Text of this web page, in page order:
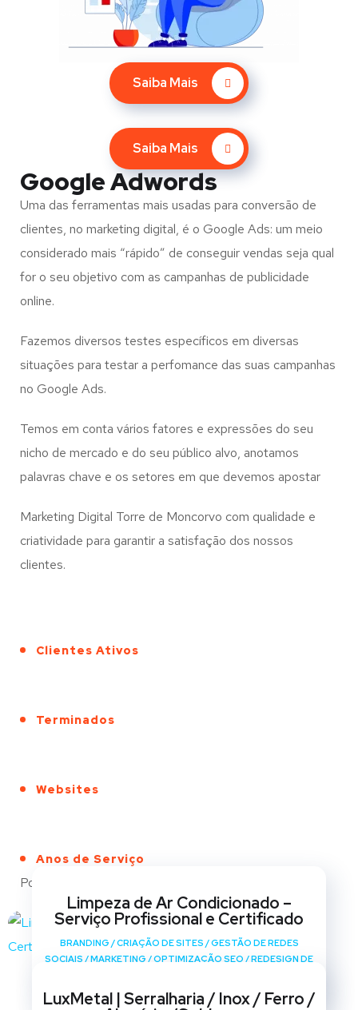
Saiba Mais
Saiba Mais
Google Adwords
Uma das ferramentas mais usadas para conversão de
clientes, no marketing digital, é o Google Ads: um meio
considerado mais “rápido” de conseguir vendas seja qual
for o seu objetivo com as campanhas de publicidade
online.
Fazemos diversos testes específicos em diversas
situações para testar a perfomance das suas campanhas
no Google Ads.
Temos em conta vários fatores e expressões do seu
nicho de mercado e do seu público alvo, anotamos
palavras chave e os setores em que devemos apostar
Marketing Digital Torre de Moncorvo com qualidade e
criatividade para garantir a satisfação dos nossos
clientes.
Clientes Ativos
Terminados
Websites
Anos de Serviço
Portfólio
Limpeza de Ar Condicionado –
Serviço Profissional e Certificado
BRANDING /CRIAÇÃO DE SITES /GESTÃO DE REDES
SOCIAIS /MARKETING /OPTIMIZAÇÃO SEO /REDESIGN DE
LuxMetal | Serralharia / Inox / Ferro /